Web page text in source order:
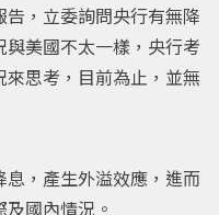
，立委詢問央行有無降
美國不太一樣，央行考
思考，目前為止，並無
，產生外溢效應，進而
國內情況。